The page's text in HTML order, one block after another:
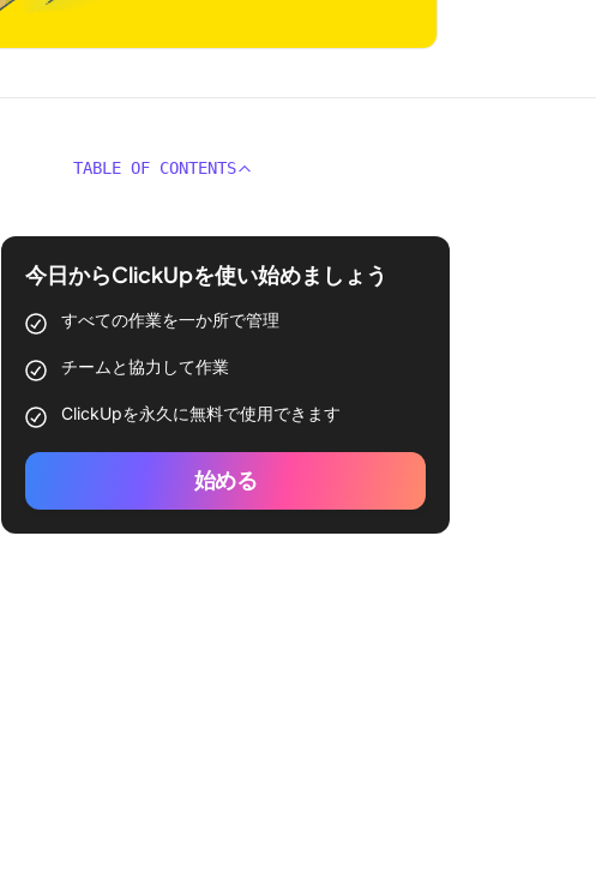
TABLE OF CONTENTS
今日からClickUpを使い始めましょう
すべての作業を一か所で管理
チームと協力して作業
ClickUpを永久に無料で使用できます
始める